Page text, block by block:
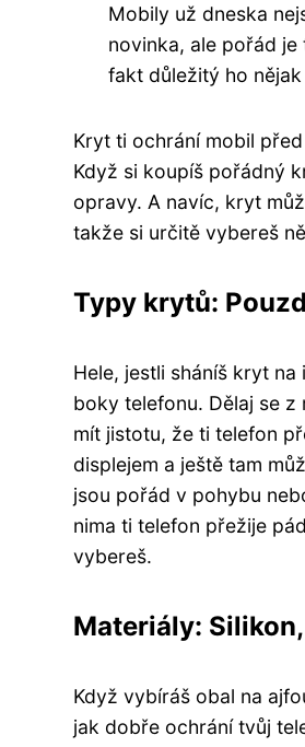
Mobily už dneska
novinka, ale pořád
fakt důležitý ho
Kryt ti ochrání mobil
Když si koupíš pořádný
opravy. A navíc, kryt
takže si určitě vybereš
Typy krytů:
Hele, jestli sháníš kryt
boky telefonu. Dělaj se
mít jistotu, že ti telefon
displejem a ještě tam
jsou pořád v pohybu
nima ti telefon přežije
vybereš.
Materiály:
Když vybíráš obal na
jak dobře ochrání tvůj